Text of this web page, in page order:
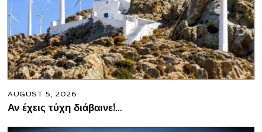
AUGUST 5, 2026
Αν έχεις τύχη διάβαινε!…